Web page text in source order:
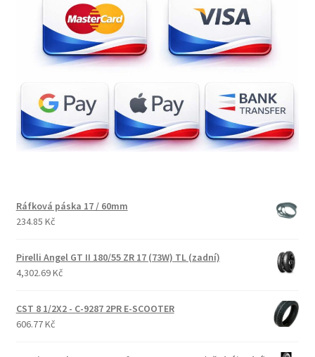
Ráfková páska 17 / 60mm
234.85 Kč
Pirelli Angel GT II 180/55 ZR 17 (73W) TL (zadní)
4,302.69 Kč
CST 8 1/2X2 - C-9287 2PR E-SCOOTER
606.77 Kč